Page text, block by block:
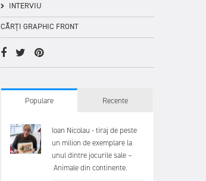
INTERVIU
CĂRȚI GRAPHIC FRONT
Populare Recente
Ioan Nicolau - tiraj de peste
un milion de exemplare la
unul dintre jocurile sale –
Animale din continente.